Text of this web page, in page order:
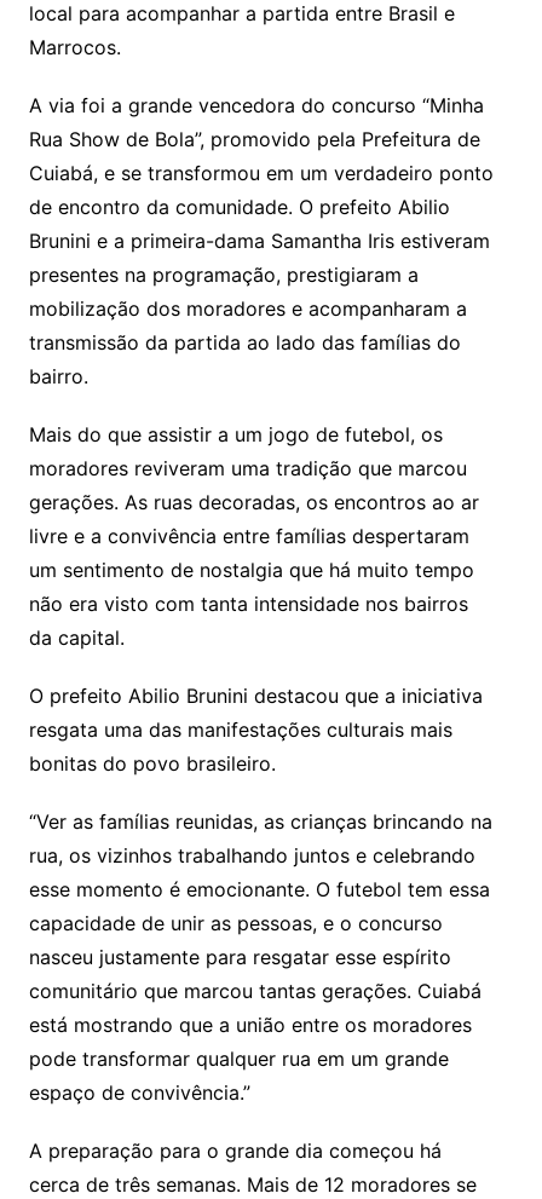
local para acompanhar a partida entre Brasil e
Marrocos.
A via foi a grande vencedora do concurso “Minha
Rua Show de Bola”, promovido pela Prefeitura de
Cuiabá, e se transformou em um verdadeiro ponto
de encontro da comunidade. O prefeito Abilio
Brunini e a primeira-dama Samantha Iris estiveram
presentes na programação, prestigiaram a
mobilização dos moradores e acompanharam a
transmissão da partida ao lado das famílias do
bairro.
Mais do que assistir a um jogo de futebol, os
moradores reviveram uma tradição que marcou
gerações. As ruas decoradas, os encontros ao ar
livre e a convivência entre famílias despertaram
um sentimento de nostalgia que há muito tempo
não era visto com tanta intensidade nos bairros
da capital.
O prefeito Abilio Brunini destacou que a iniciativa
resgata uma das manifestações culturais mais
bonitas do povo brasileiro.
“Ver as famílias reunidas, as crianças brincando na
rua, os vizinhos trabalhando juntos e celebrando
esse momento é emocionante. O futebol tem essa
capacidade de unir as pessoas, e o concurso
nasceu justamente para resgatar esse espírito
comunitário que marcou tantas gerações. Cuiabá
está mostrando que a união entre os moradores
pode transformar qualquer rua em um grande
espaço de convivência.”
A preparação para o grande dia começou há
cerca de três semanas. Mais de 12 moradores se